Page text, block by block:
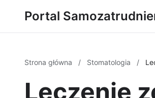
Portal
Strona główna / Stomatologia /
Leczenie